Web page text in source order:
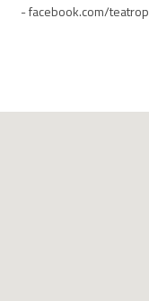
- facebook.com/